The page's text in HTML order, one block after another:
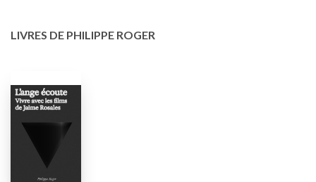
LIVRES DE PHILIPPE ROGER